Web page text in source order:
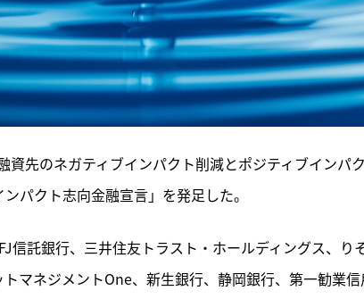
先のネガティブインパクト削減とポジティブインパ
パクト志向金融宣言」を発足した。
信託銀行、三井住友トラスト・ホールディングス、り
マネジメントOne、新生銀行、静岡銀行、第一勧業